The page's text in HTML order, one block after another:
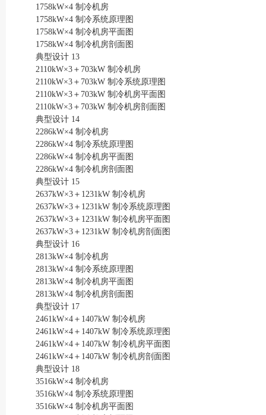
1758kW×4 制冷机房
1758kW×4 制冷系统原理图
1758kW×4 制冷机房平面图
1758kW×4 制冷机房剖面图
典型设计 13
2110kW×3＋703kW 制冷机房
2110kW×3＋703kW 制冷系统原理图
2110kW×3＋703kW 制冷机房平面图
2110kW×3＋703kW 制冷机房剖面图
典型设计 14
2286kW×4 制冷机房
2286kW×4 制冷系统原理图
2286kW×4 制冷机房平面图
2286kW×4 制冷机房剖面图
典型设计 15
2637kW×3＋1231kW 制冷机房
2637kW×3＋1231kW 制冷系统原理图
2637kW×3＋1231kW 制冷机房平面图
2637kW×3＋1231kW 制冷机房剖面图
典型设计 16
2813kW×4 制冷机房
2813kW×4 制冷系统原理图
2813kW×4 制冷机房平面图
2813kW×4 制冷机房剖面图
典型设计 17
2461kW×4＋1407kW 制冷机房
2461kW×4＋1407kW 制冷系统原理图
2461kW×4＋1407kW 制冷机房平面图
2461kW×4＋1407kW 制冷机房剖面图
典型设计 18
3516kW×4 制冷机房
3516kW×4 制冷系统原理图
3516kW×4 制冷机房平面图